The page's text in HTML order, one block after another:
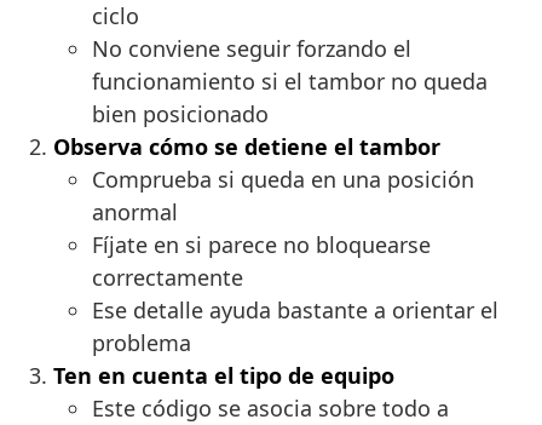
ciclo
No conviene seguir forzando el
funcionamiento si el tambor no queda
bien posicionado
Observa cómo se detiene el tambor
Comprueba si queda en una posición
anormal
Fíjate en si parece no bloquearse
correctamente
Ese detalle ayuda bastante a orientar el
problema
Ten en cuenta el tipo de equipo
Este código se asocia sobre todo a